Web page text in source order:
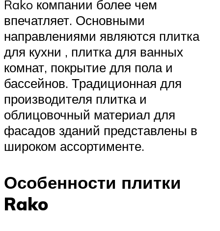
Rako компании более чем
впечатляет. Основными
направлениями являются плитка
для кухни , плитка для ванных
комнат, покрытие для пола и
бассейнов. Традиционная для
производителя плитка и
облицовочный материал для
фасадов зданий представлены в
широком ассортименте.
Особенности плитки
Rako